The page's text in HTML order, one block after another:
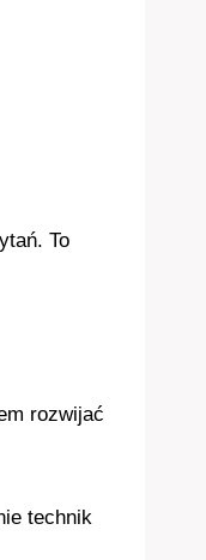
To
rozwijać
technik